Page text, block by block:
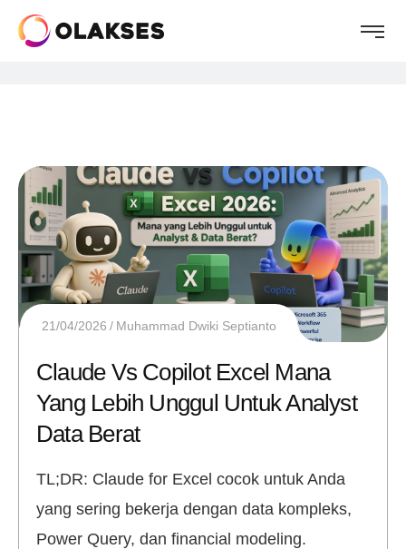
21/04/2026 Muhammad Dwiki Septianto
Claude Vs Copilot Excel Mana
Yang Lebih Unggul Untuk Analyst
Data Berat
TL;DR: Claude for Excel cocok untuk Anda
yang sering bekerja dengan data kompleks,
Power Query, dan financial modeling.